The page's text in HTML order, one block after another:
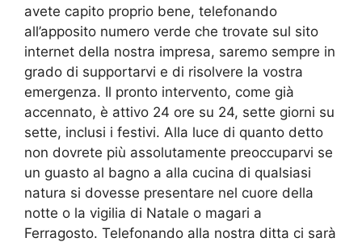
avete capito proprio bene, telefonando
all’apposito numero verde che trovate sul sito
internet della nostra impresa, saremo sempre in
grado di supportarvi e di risolvere la vostra
emergenza. Il pronto intervento, come già
accennato, è attivo 24 ore su 24, sette giorni su
sette, inclusi i festivi. Alla luce di quanto detto
non dovrete più assolutamente preoccuparvi se
un guasto al bagno a alla cucina di qualsiasi
natura si dovesse presentare nel cuore della
notte o la vigilia di Natale o magari a
Ferragosto. Telefonando alla nostra ditta ci sarà